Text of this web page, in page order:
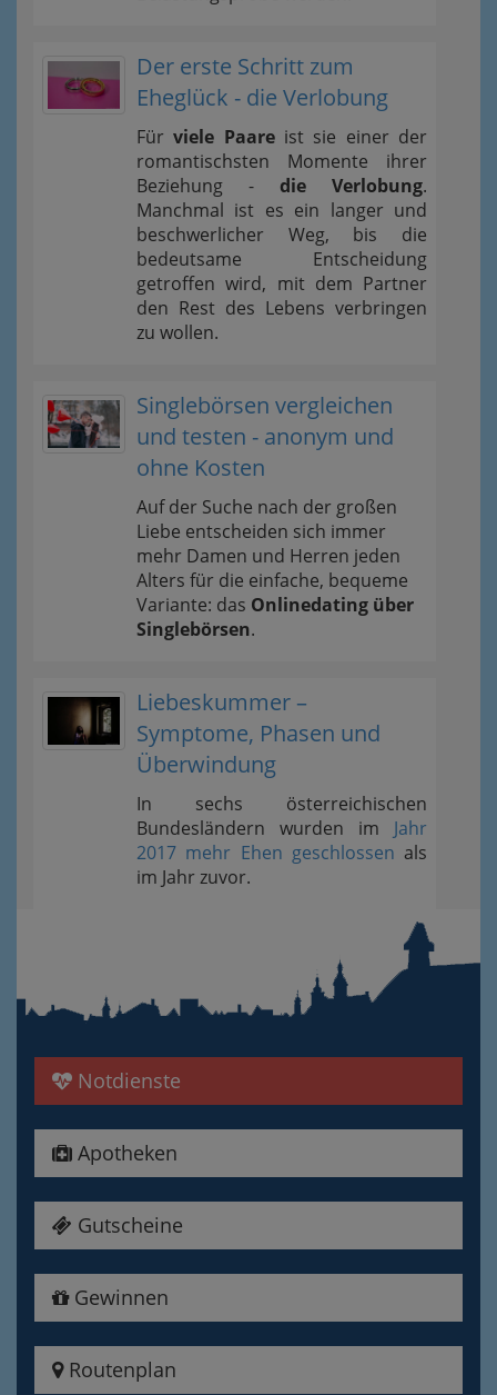
Der erste Schritt zum
Eheglück - die Verlobung
Fürviele Paareist sie einer der
romantischsten Momente ihrer
Beziehung - die Verlobung.
Manchmal ist es ein langer und
beschwerlicher Weg, bis die
bedeutsame Entscheidung
getroffen wird, mit dem Partner
den Rest des Lebens verbringen
zu wollen.
Singlebörsen vergleichen
und testen - anonym und
ohne Kosten
Auf der Suche nach der großen
Liebe entscheiden sich immer
mehr Damen und Herren jeden
Alters für die einfache, bequeme
Variante: das Onlinedating über
Singlebörsen.
Liebeskummer –
Symptome, Phasen und
Überwindung
In sechs österreichischen
Bundesländern wurden im Jahr
2017 mehr Ehen geschlossen als
im Jahr zuvor.
Notdienste
Apotheken
Gutscheine
Gewinnen
Routenplan